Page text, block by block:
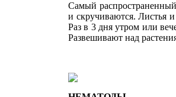
Самый
и скручиваются. Листья
Раз в 3 дня утром или
Развешивают над